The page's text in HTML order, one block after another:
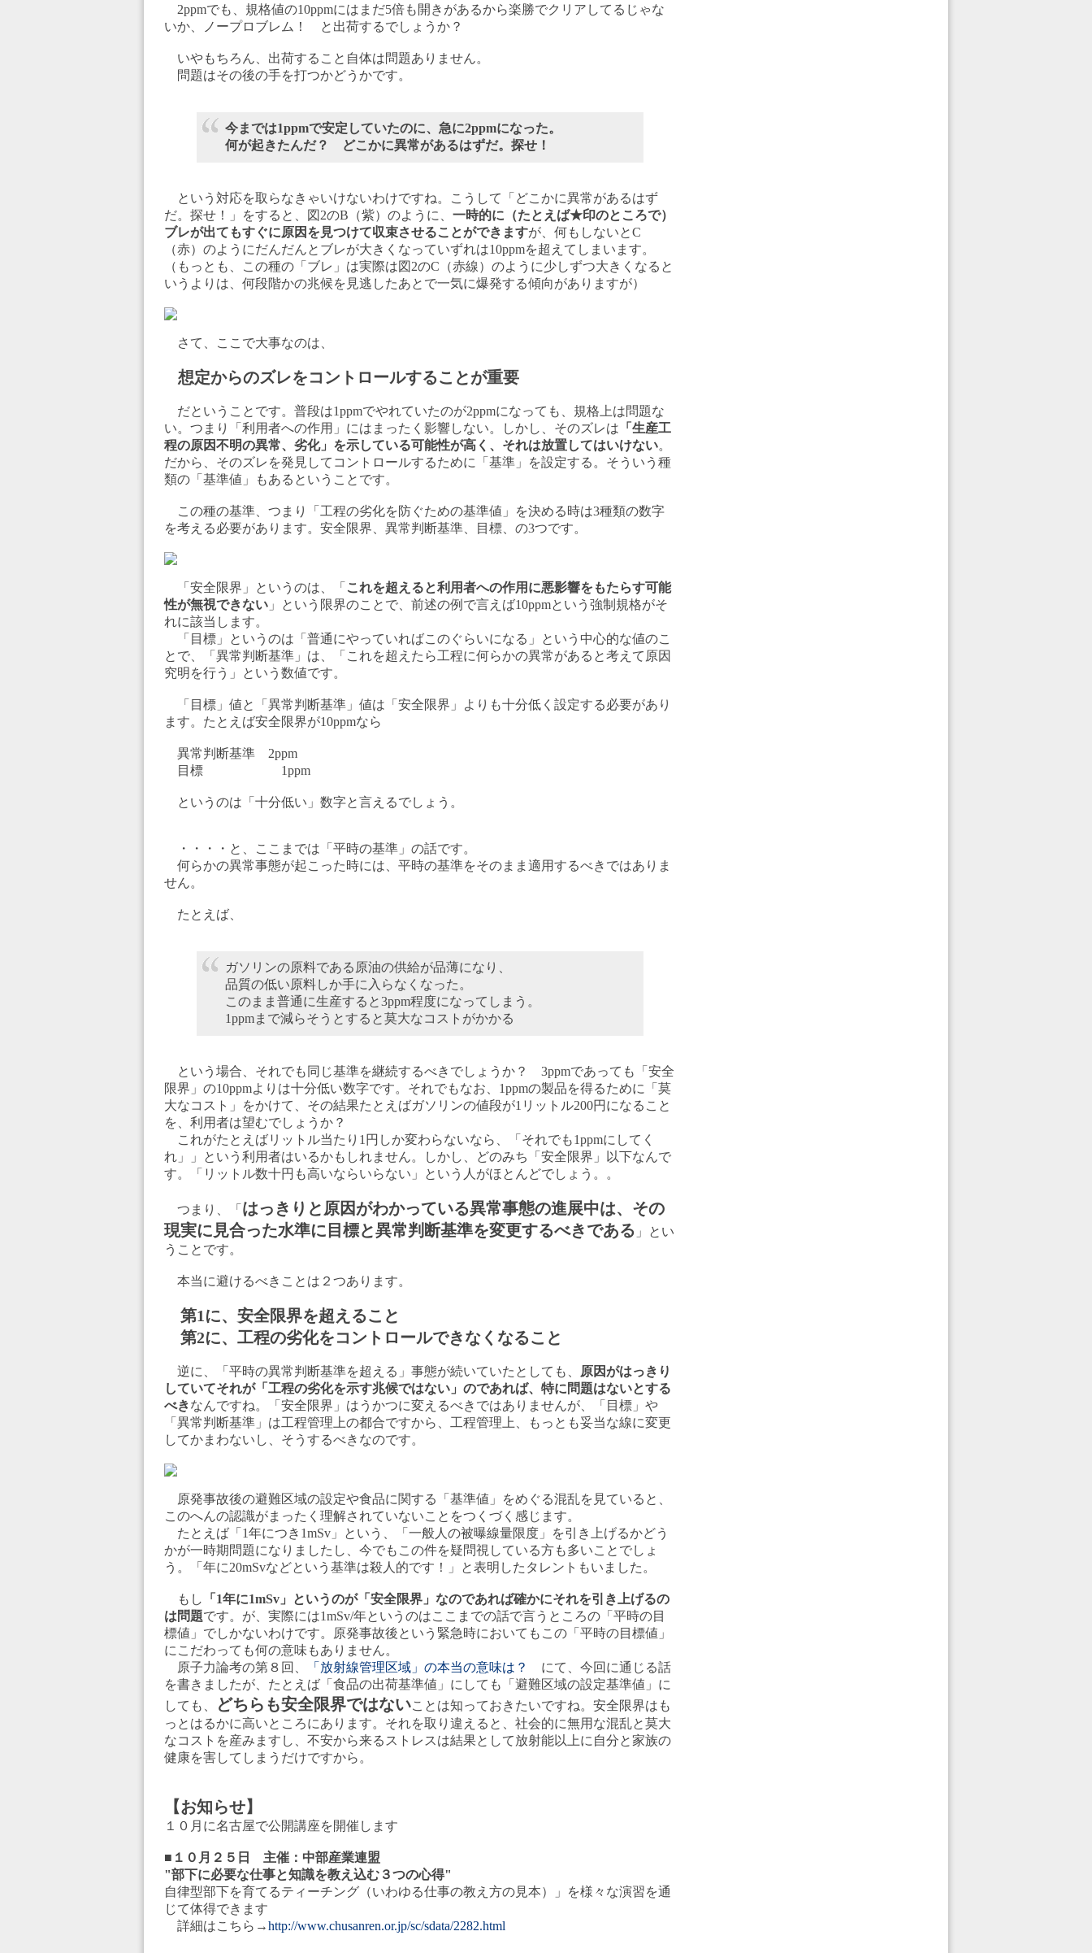
2ppmでも、規格値の10ppmにはまだ5倍も開きがあるから楽勝でクリアしてるじゃな
いか、ノープロブレム！ と出荷するでしょうか？
いやもちろん、出荷すること自体は問題ありません。
問題はその後の手を打つかどうかです。
今までは1ppmで安定していたのに、急に2ppmになった。
何が起きたんだ？ どこかに異常があるはずだ。探せ！
という対応を取らなきゃいけないわけですね。こうして「どこかに異常があるはず
だ。探せ！」をすると、図2のB（紫）のように、 一時的に（たとえば★印のところで）
ブレが出てもすぐに原因を見つけて収束させることができますが、何もしないとC
（赤）のようにだんだんとブレが大きくなっていずれは10ppmを超えてしまいます。
（もっとも、この種の「ブレ」は実際は図2のC（赤線）のように少しずつ大きくなると
いうよりは、何段階かの兆候を見逃したあとで一気に爆発する傾向がありますが）
さて、ここで大事なのは、
想定からのズレをコントロールすることが重要
だということです。普段は1ppmでやれていたのが2ppmになっても、規格上は問題な
い。つまり「利用者への作用」にはまったく影響しない。しかし、そのズレは 「生産工
程の原因不明の異常、劣化」を示している可能性が高く、それは放置してはいけない。
だから、そのズレを発見してコントロールするために「基準」を設定する。そういう種
類の「基準値」もあるということです。
この種の基準、つまり「工程の劣化を防ぐための基準値」を決める時は3種類の数字
を考える必要があります。安全限界、異常判断基準、目標、の3つです。
「安全限界」というのは、「 これを超えると利用者への作用に悪影響をもたらす可能
性が無視できない 」という限界のことで、前述の例で言えば10ppmという強制規格がそ
れに該当します。
「目標」というのは「普通にやっていればこのぐらいになる」という中心的な値のこ
とで、「異常判断基準」は、「これを超えたら工程に何らかの異常があると考えて原因
究明を行う」という数値です。
「目標」値と「異常判断基準」値は「安全限界」よりも十分低く設定する必要があり
ます。たとえば安全限界が10ppmなら
異常判断基準 2ppm
目標 1ppm
というのは「十分低い」数字と言えるでしょう。
・・・・と、ここまでは「平時の基準」の話です。
何らかの異常事態が起こった時には、平時の基準をそのまま適用するべきではありま
せん。
たとえば、
ガソリンの原料である原油の供給が品薄になり、
品質の低い原料しか手に入らなくなった。
このまま普通に生産すると3ppm程度になってしまう。
1ppmまで減らそうとすると莫大なコストがかかる
という場合、それでも同じ基準を継続するべきでしょうか？ 3ppmであっても「安全
限界」の10ppmよりは十分低い数字です。それでもなお、1ppmの製品を得るために「莫
大なコスト」をかけて、その結果たとえばガソリンの値段が1リットル200円になること
を、利用者は望むでしょうか？
これがたとえばリットル当たり1円しか変わらないなら、「それでも1ppmにしてく
れ」」という利用者はいるかもしれません。しかし、どのみち「安全限界」以下なんで
す。「リットル数十円も高いならいらない」という人がほとんどでしょう。。
つまり、「 はっきりと原因がわかっている異常事態の進展中は、その
現実に見合った水準に目標と異常判断基準を変更するべきである 」とい
うことです。
本当に避けるべきことは２つあります。
第1に、安全限界を超えること
第2に、工程の劣化をコントロールできなくなること
逆に、「平時の異常判断基準を超える」事態が続いていたとしても、
原因がはっきり
していてそれが「工程の劣化を示す兆候ではない」のであれば、特に問題はないとする
べきなんですね。「安全限界」はうかつに変えるべきではありませんが、「目標」や
「異常判断基準」は工程管理上の都合ですから、工程管理上、もっとも妥当な線に変更
してかまわないし、そうするべきなのです。
原発事故後の避難区域の設定や食品に関する「基準値」をめぐる混乱を見ていると、
このへんの認識がまったく理解されていないことをつくづく感じます。
たとえば「1年につき1mSv」という、「一般人の被曝線量限度」を引き上げるかどう
かが一時期問題になりましたし、今でもこの件を疑問視している方も多いことでしょ
う。「年に20mSvなどという基準は殺人的です！」と表明したタレントもいました。
もし
「1年に1mSv」というのが「安全限界」なのであれば確かにそれを引き上げるの
は問題です。が、実際には1mSv/年というのはここまでの話で言うところの「平時の目
標値」でしかないわけです。原発事故後という緊急時においてもこの「平時の目標値」
にこだわっても何の意味もありません。
原子力論考の第８回、
「放射線管理区域」の本当の意味は？
にて、今回に通じる話
を書きましたが、たとえば「食品の出荷基準値」にしても「避難区域の設定基準値」に
しても、
どちらも安全限界ではないことは知っておきたいですね。安全限界はも
っとはるかに高いところにあります。それを取り違えると、社会的に無用な混乱と莫大
なコストを産みますし、不安から来るストレスは結果として放射能以上に自分と家族の
健康を害してしまうだけですから。
【お知らせ】
１０月に名古屋で公開講座を開催します
■１０月２５日 主催：中部産業連盟
"部下に必要な仕事と知識を教え込む３つの心得"
自律型部下を育てるティーチング（いわゆる仕事の教え方の見本）」を様々な演習を通
じて体得できます
詳細はこちら→http://www.chusanren.or.jp/sc/sdata/2282.html